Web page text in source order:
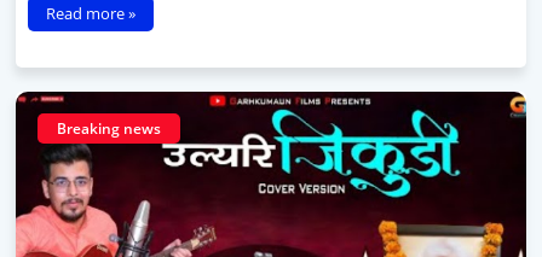
Read more »
Breaking news